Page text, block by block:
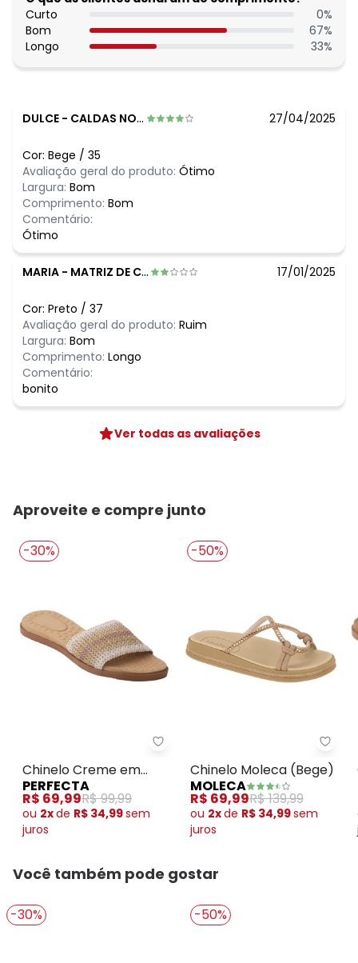
Curto
0%
Bom
67%
Longo
33%
DULCE - CALDAS NOVAS - GO 27/04/2025
Cor: Bege / 35
Avaliação geral do produto: Ótimo
Largura: Bom
Comprimento: Bom
Comentário:
Ótimo
MARIA - MATRIZ DE CAMARAGIBE - AL 17/01/2025
Cor: Preto / 37
Avaliação geral do produto: Ruim
Largura: Bom
Comprimento: Longo
Comentário:
bonito
Ver todas as avaliações
Aproveite e compre junto
-30%
Perfecta - Chinelo Creme em
Chinelo Creme em
Tecido
PERFECTA
R$ 69,99R$ 99,99
ou 2xde R$ 34,99sem
juros
-50%
Chinelo Moleca (Bege)
MOLECA
R$ 69,99R$ 139,99
ou 2xde R$ 34,99sem
juros
Você também pode gostar
-30% -50%